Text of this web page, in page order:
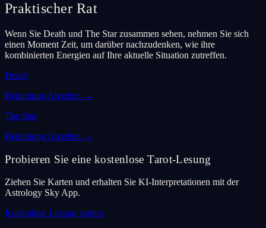
Praktischer Rat
Wenn Sie Death und The Star zusammen sehen, nehmen Sie sich
einen Moment Zeit, um darüber nachzudenken, wie ihre
kombinierten Energien auf Ihre aktuelle Situation zutreffen.
Death
Bedeutung Ansehen →
The Star
Bedeutung Ansehen →
Probieren Sie eine kostenlose Tarot-Lesung
Ziehen Sie Karten und erhalten Sie KI-Interpretationen mit der
Astrology Sky App.
Kostenlose Lesung starten